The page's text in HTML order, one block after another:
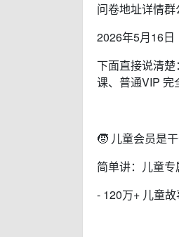
问卷地址详情群
2026年5月16日
下面直接说清
课、普通VIP 完
🧒 儿童会员是干
简单讲：儿童
- 120万+ 儿童